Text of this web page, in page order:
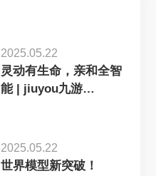
2025.05.22
灵动有生命，亲和全智
能 | jiuyou九游
2025.05.22
世界模型新突破！